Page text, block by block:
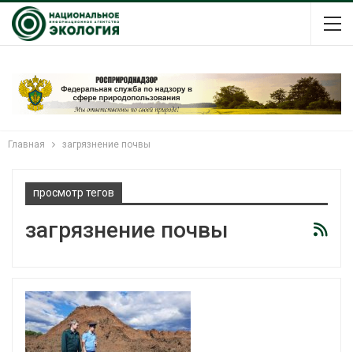
Главная загрязнение почвы
просмотр тегов
загрязнение почвы